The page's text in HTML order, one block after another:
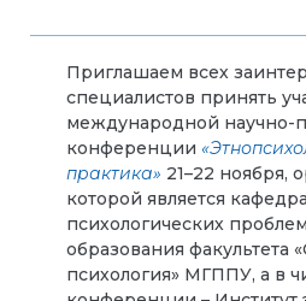
Приглашаем всех
специалистов принять
международной научно-
конференции
практика» 21–22 ноября,
которой является
психологических
образования факультета
психология» МГППУ, а в